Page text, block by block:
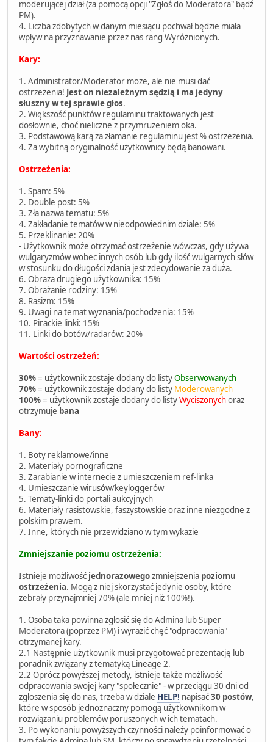
moderującej dział (za pomocą opcji "Zgłoś do Moderatora" bądź
PM).
4. Liczba zdobytych w danym miesiącu pochwał będzie miała
wpływ na przyznawanie przez nas rang Wyróżnionych.
Kary:
1. Administrator/Moderator może, ale nie musi dać
ostrzeżenia! Jest on niezależnym sędzią i ma jedyny
słuszny w tej sprawie głos.
2. Większość punktów regulaminu traktowanych jest
dosłownie, choć nieliczne z przymrużeniem oka.
3. Podstawową karą za złamanie regulaminu jest % ostrzeżenia.
4. Za wybitną oryginalność użytkownicy będą banowani.
Ostrzeżenia:
1. Spam: 5%
2. Double post: 5%
3. Zła nazwa tematu: 5%
4. Zakładanie tematów w nieodpowiednim dziale: 5%
5. Przeklinanie: 20%
- Użytkownik może otrzymać ostrzeżenie wówczas, gdy używa
wulgaryzmów wobec innych osób lub gdy ilość wulgarnych słów
w stosunku do długości zdania jest zdecydowanie za duża.
6. Obraza drugiego użytkownika: 15%
7. Obrażanie rodziny: 15%
8. Rasizm: 15%
9. Uwagi na temat wyznania/pochodzenia: 15%
10. Pirackie linki: 15%
11. Linki do botów/radarów: 20%
Wartości ostrzeżeń:
30%= użytkownik zostaje dodany do listyObserwowanych
70%= użytkownik zostaje dodany do listy Moderowanych
100%= użytkownik zostaje dodany do listyWyciszonychoraz
otrzymuje bana
Bany:
1. Boty reklamowe/inne
2. Materiały pornograficzne
3. Zarabianie w internecie z umieszczeniem ref-linka
4. Umieszczanie wirusów/keyloggerów
5. Tematy-linki do portali aukcyjnych
6. Materiały rasistowskie, faszystowskie oraz inne niezgodne z
polskim prawem.
7. Inne, których nie przewidziano w tym wykazie
Zmniejszanie poziomu ostrzeżenia:
Istnieje możliwość jednorazowegozmniejszenia poziomu
ostrzeżenia. Mogą z niej skorzystać jedynie osoby, które
zebrały przynajmniej 70% (ale mniej niż 100%!).
1. Osoba taka powinna zgłosić się do Admina lub Super
Moderatora (poprzez PM) i wyrazić chęć "odpracowania"
otrzymanej kary.
2.1 Następnie użytkownik musi przygotować prezentację lub
poradnik związany z tematyką Lineage 2.
2.2 Oprócz powyższej metody, istnieje także możliwość
odpracowania swojej kary "społecznie" - w przeciągu 30 dni od
zgłoszenia się do nas, trzeba w dziale HELP! napisać30 postów,
które w sposób jednoznaczny pomogą użytkownikom w
rozwiązaniu problemów poruszonych w ich tematach.
3. Po wykonaniu powyższych czynności należy poinformować o